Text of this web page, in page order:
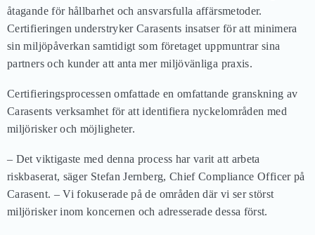
åtagande för hållbarhet och ansvarsfulla affärsmetoder.
Certifieringen understryker Carasents insatser för att minimera
sin miljöpåverkan samtidigt som företaget uppmuntrar sina
partners och kunder att anta mer miljövänliga praxis.
Certifieringsprocessen omfattade en omfattande granskning av
Carasents verksamhet för att identifiera nyckelområden med
miljörisker och möjligheter.
– Det viktigaste med denna process har varit att arbeta
riskbaserat, säger Stefan Jernberg, Chief Compliance Officer på
Carasent. – Vi fokuserade på de områden där vi ser störst
miljörisker inom koncernen och adresserade dessa först.